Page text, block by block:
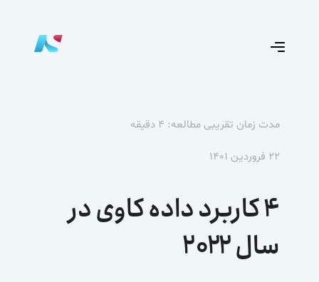
مدت زمان تقریبی مطالعه: ۴ دقیقه
۲۲ فروردین ۱۴۰۱
۴ کاربرد داده کاوی در
سال ۲۰۲۲